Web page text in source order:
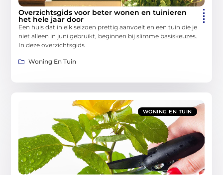
Overzichtsgids voor beter wonen en tuinieren
het hele jaar door
Een huis dat in elk seizoen prettig aanvoelt en een tuin die je
niet alleen in juni gebruikt, beginnen bij slimme basiskeuzes.
In deze overzichtsgids
Woning En Tuin
WONING EN TUIN